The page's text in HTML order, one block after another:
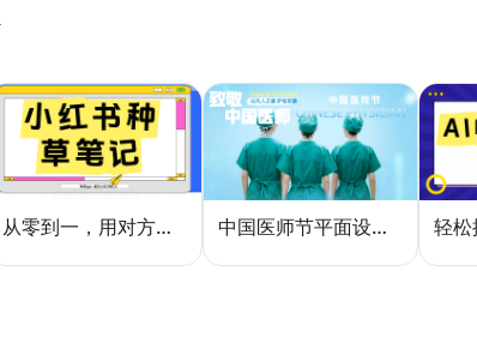
从零到一，用对方法让小红书种草笔记的流量自己找上门 中国医师节平面设计：一张海报如何讲好白衣故事